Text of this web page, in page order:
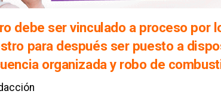
debe ser vinculado a proceso por
para después ser puesto a
organizada y robo de